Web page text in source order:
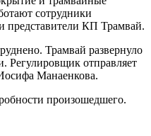
сотрудники
представители КП Трамвай.
Трамвай развернуло
Регулировщик отправляет
Манаенкова.
произошедшего.